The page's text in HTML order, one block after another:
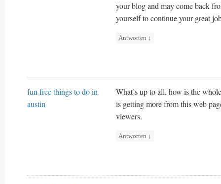
your blog and may come back
yourself to continue your great
Antworten ↓
fun free things to do in
austin
What’s up to all, how is the
is getting more from this web
viewers.
Antworten ↓